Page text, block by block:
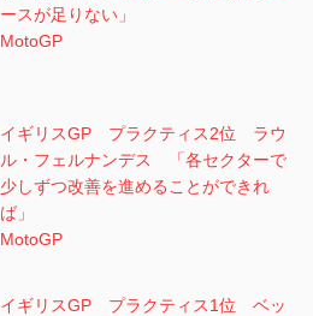
ースが足りない」
MotoGP
イギリスGP プラクティス2位 ラウ
ル・フェルナンデス 「各セクターで
少しずつ改善を進めることができれ
ば」
MotoGP
イギリスGP プラクティス1位 ベッ